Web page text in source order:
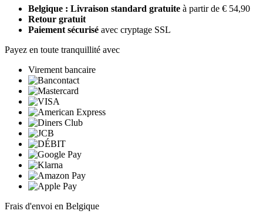
Belgique : Livraison standard gratuite à partir de € 54,90
Retour gratuit
Paiement sécurisé avec cryptage SSL
Payez en toute tranquillité avec
Virement bancaire
Frais d'envoi en Belgique